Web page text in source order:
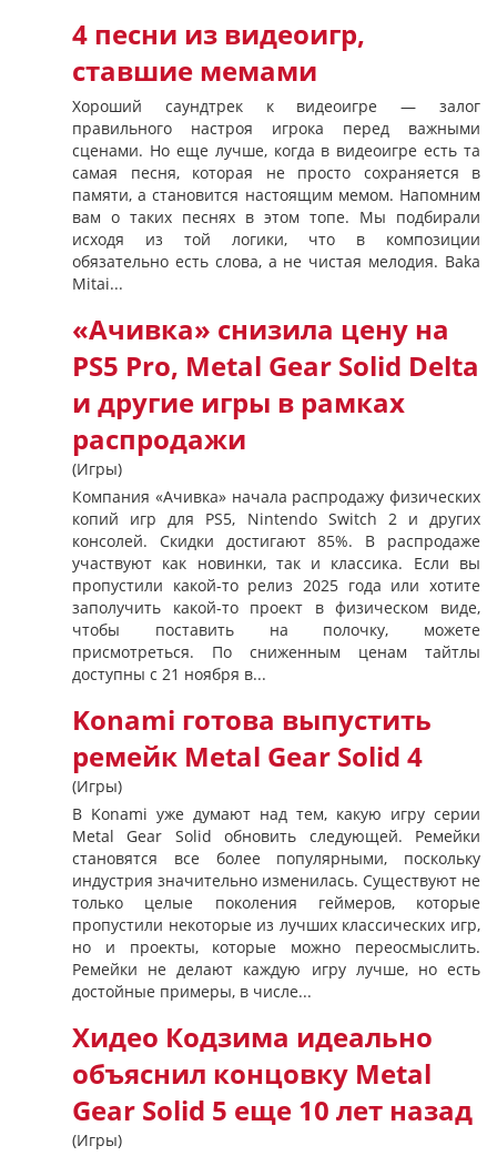
4 песни из видеоигр,
ставшие мемами
Хороший саундтрек к видеоигре — залог
правильного настроя игрока перед важными
сценами. Но еще лучше, когда в видеоигре есть та
самая песня, которая не просто сохраняется в
памяти, а становится настоящим мемом. Напомним
вам о таких песнях в этом топе. Мы подбирали
исходя из той логики, что в композиции
обязательно есть слова, а не чистая мелодия. Baka
Mitai...
«Ачивка» снизила цену на
PS5 Pro, Metal Gear Solid Delta
и другие игры в рамках
распродажи
(Игры)
Компания «‎Ачивка» начала распродажу физических
копий игр для PS5, Nintendo Switch 2 и других
консолей. Скидки достигают 85%. В распродаже
участвуют как новинки, так и классика. Если вы
пропустили какой-то релиз 2025 года или хотите
заполучить какой-то проект в физическом виде,
чтобы поставить на полочку, можете
присмотреться. По сниженным ценам тайтлы
доступны с 21 ноября в...
Konami готова выпустить
ремейк Metal Gear Solid 4
(Игры)
В Konami уже думают над тем, какую игру серии
Metal Gear Solid обновить следующей. Ремейки
становятся все более популярными, поскольку
индустрия значительно изменилась. Существуют не
только целые поколения геймеров, которые
пропустили некоторые из лучших классических игр,
но и проекты, которые можно переосмыслить.
Ремейки не делают каждую игру лучше, но есть
достойные примеры, в числе...
Хидео Кодзима идеально
объяснил концовку Metal
Gear Solid 5 еще 10 лет назад
(Игры)